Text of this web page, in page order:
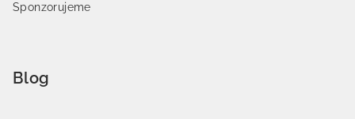
Sponzorujeme
Blog